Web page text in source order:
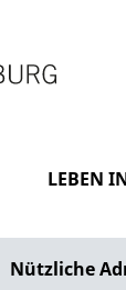
LEBEN
Nützliche